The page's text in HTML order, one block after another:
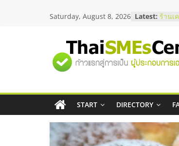
Saturday, August 8, 2026 Latest: สัมม
ร้านเ
โซลูชั
บริษัท
วิธีเ
อยาก
เริ่มยั
สัมมน
บริกา
"ศูนย์
รวม
ข้อมูล
START DIRECTORY